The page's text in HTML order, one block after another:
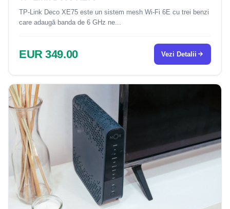
TP-Link Deco XE75 este un sistem mesh Wi-Fi 6E cu trei benzi
care adaugă banda de 6 GHz ne...
EUR 349.00 Vezi Detalii